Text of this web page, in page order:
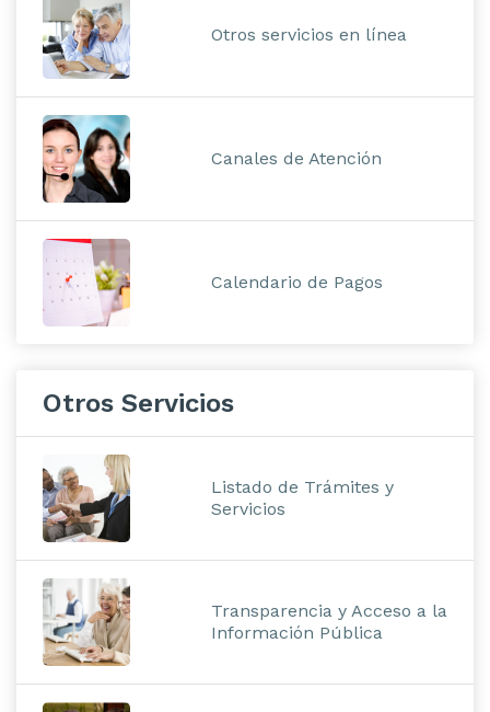
Otros servicios en línea
Canales de Atención
Calendario de Pagos
Otros Servicios
Listado de Trámites y
Servicios
Transparencia y Acceso a la
Información Pública